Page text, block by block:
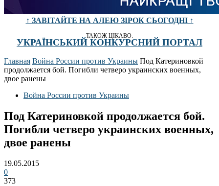
↑ ЗАВІТАЙТЕ НА АЛЕЮ ЗІРОК СЬОГОДНІ ↑
ТАКОЖ ЦІКАВО:
УКРАЇНСЬКИЙ КОНКУРСНИЙ ПОРТАЛ
Главная Война России против Украины Под Катериновкой
продолжается бой. Погибли четверо украинских военных,
двое ранены
Война России против Украины
Под Катериновкой продолжается бой.
Погибли четверо украинских военных,
двое ранены
19.05.2015
0
373